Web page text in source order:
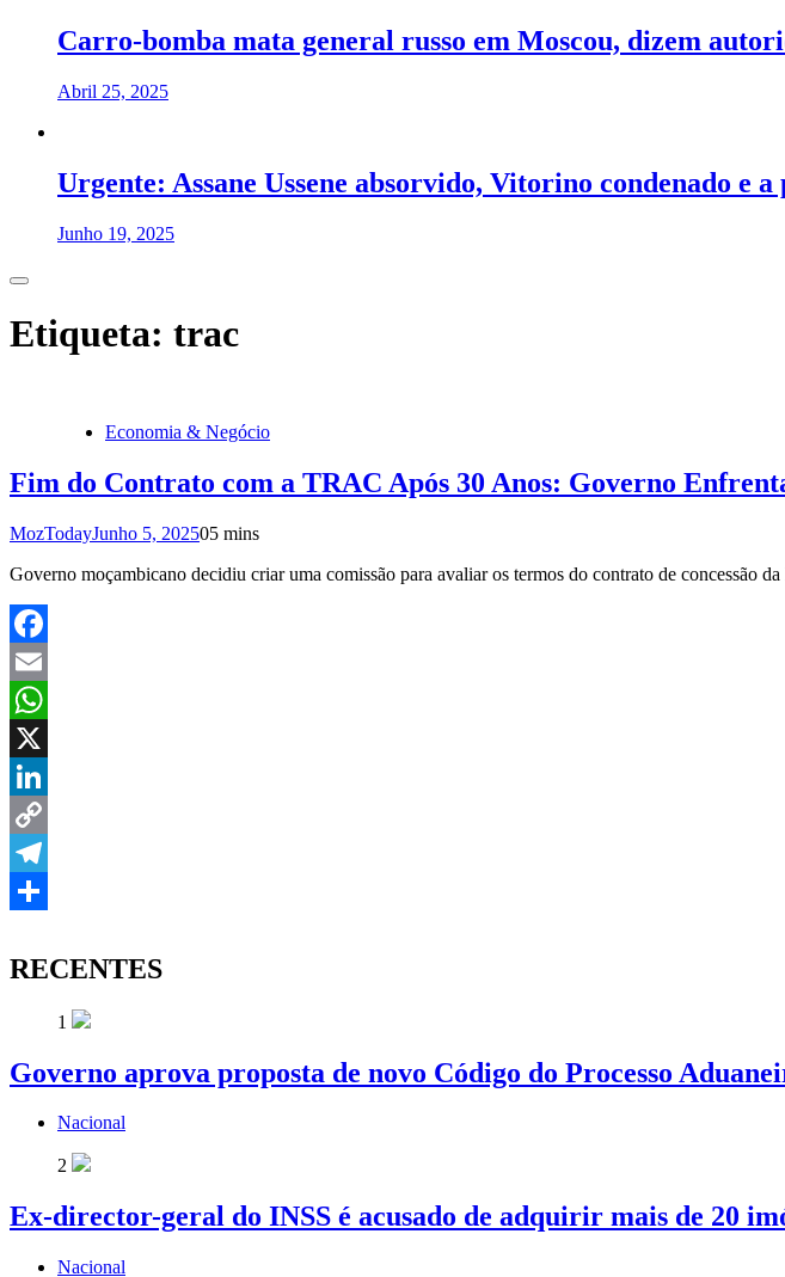
Carro-bomba mata general russo em Moscou, dizem
Abril 25, 2025
Urgente: Assane Ussene absorvido, Vitorino condenado e
Junho 19, 2025
Etiqueta: trac
Economia & Negócio
Fim do Contrato com a TRAC Após 30 Anos: Governo
MozTodayJunho 5, 202505 mins
Governo moçambicano decidiu criar uma comissão para avaliar os termos do contrato de concessão
Facebook
Email
WhatsApp
X
LinkedIn
Copy
Link
Telegram
RECENTES
1
Governo aprova proposta de novo Código do Processo
Nacional
2
Ex-director-geral do INSS é acusado de adquirir mais de 20
Nacional